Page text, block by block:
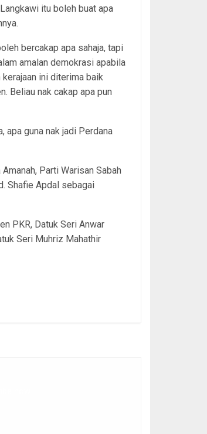
itu boleh buat apa
bercakap apa sahaja, tapi
amalan demokrasi apabila
ini diterima baik
Beliau nak cakap apa pun
apa guna nak jadi Perdana
Parti Warisan Sabah
Shafie Apdal sebagai
PKR, Datuk Seri Anwar
Seri Muhriz Mahathir